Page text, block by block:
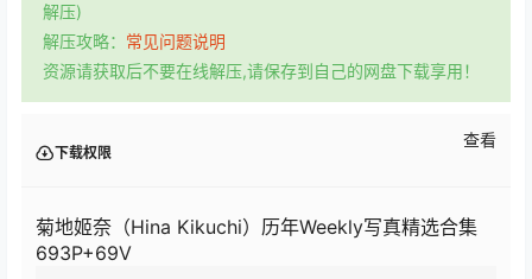
解压)
解压攻略： 常见问题说明
资源请获取后不要在线解压,请保存到自己的网盘下载享用！
下载权限
查看
菊地姬奈（Hina Kikuchi）历年Weekly写真精选合集
693P+69V